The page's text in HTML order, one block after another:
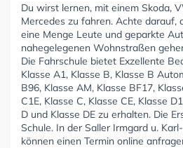
Du wirst lernen, mit einem Skoda,
Mercedes zu fahren. Achte darauf,
eine Menge Leute und geparkte
nahegelegenen Wohnstraßen
Die Fahrschule bietet Exzellente
Klasse A1, Klasse B, Klasse B
B96, Klasse AM, Klasse BF17,
C1E, Klasse C, Klasse CE, Klasse
D und Klasse DE zu erhalten. Die
Schule. In der Saller Irmgard u.
können einen Termin online